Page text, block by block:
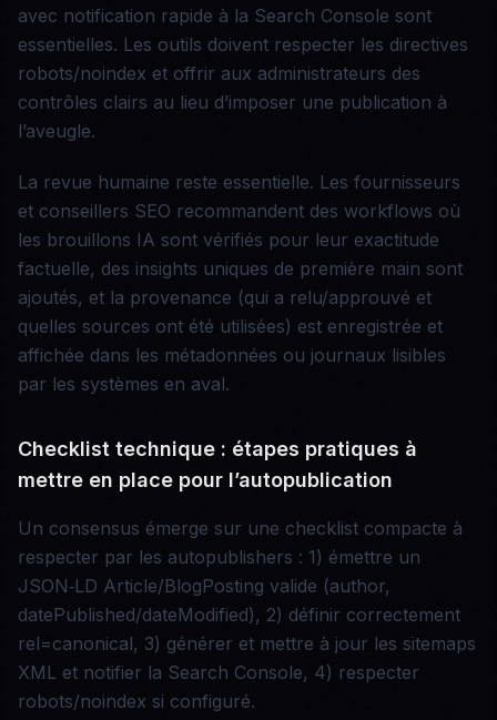
avec notification rapide à la Search Console sont
essentielles. Les outils doivent respecter les directives
robots/noindex et offrir aux administrateurs des
contrôles clairs au lieu d’imposer une publication à
l’aveugle.
La revue humaine reste essentielle. Les fournisseurs
et conseillers SEO recommandent des workflows où
les brouillons IA sont vérifiés pour leur exactitude
factuelle, des insights uniques de première main sont
ajoutés, et la provenance (qui a relu/approuvé et
quelles sources ont été utilisées) est enregistrée et
affichée dans les métadonnées ou journaux lisibles
par les systèmes en aval.
Checklist technique : étapes pratiques à
mettre en place pour l’autopublication
Un consensus émerge sur une checklist compacte à
respecter par les autopublishers : 1) émettre un
JSON‑LD Article/BlogPosting valide (author,
datePublished/dateModified), 2) définir correctement
rel=canonical, 3) générer et mettre à jour les sitemaps
XML et notifier la Search Console, 4) respecter
robots/noindex si configuré.